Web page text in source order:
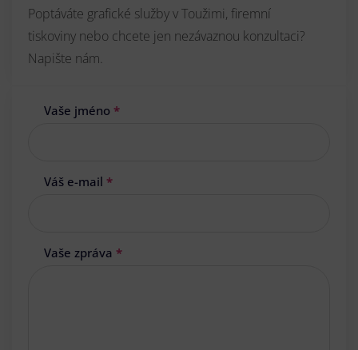
Poptáváte grafické služby v Toužimi, firemní
tiskoviny nebo chcete jen nezávaznou konzultaci?
Napište nám.
Vaše jméno *
Váš e-mail *
Vaše zpráva *